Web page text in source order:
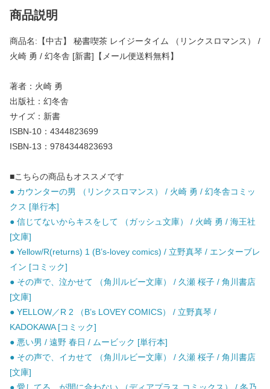
商品説明
商品名:【中古】 秘書喫茶 レイジータイム （リンクスロマンス） /
火崎 勇 / 幻冬舎 [新書]【メール便送料無料】
著者：火崎 勇
出版社：幻冬舎
サイズ：新書
ISBN-10：4344823699
ISBN-13：9784344823693
■こちらの商品もオススメです
● カウンターの男 （リンクスロマンス） / 火崎 勇 / 幻冬舎コミッ
クス [単行本]
● 信じてないからキスをして （ガッシュ文庫） / 火崎 勇 / 海王社
[文庫]
● Yellow/R(returns) 1 (B’s-lovey comics) / 立野真琴 / エンターブレ
イン [コミック]
● その声で、泣かせて （角川ルビー文庫） / 久瀬 桜子 / 角川書店
[文庫]
● YELLOW／R 2 （B’s LOVEY COMICS） / 立野真琴 /
KADOKAWA [コミック]
● 悪い男 / 遠野 春日 / ムービック [単行本]
● その声で、イカせて （角川ルビー文庫） / 久瀬 桜子 / 角川書店
[文庫]